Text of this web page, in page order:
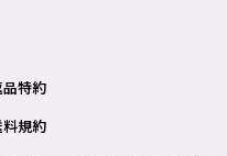
特約
規約